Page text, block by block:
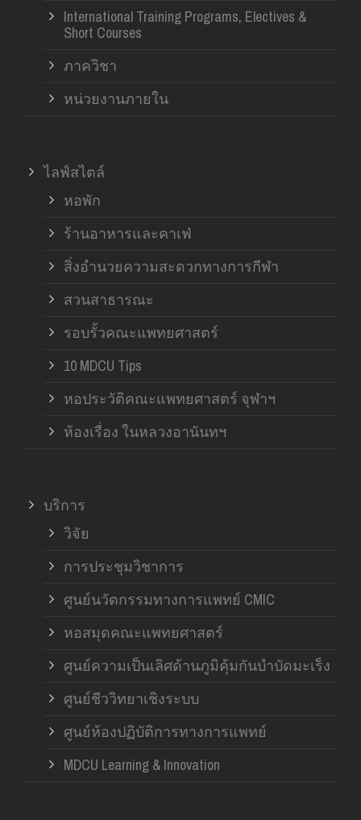
International Training Programs, Electives &
Short Courses
ภาควิชา
หน่วยงานภายใน
ไลฟ์สไตล์
หอพัก
ร้านอาหารและคาเฟ่
สิ่งอำนวยความสะดวกทางการกีฬา
สวนสาธารณะ
รอบรั้วคณะแพทยศาสตร์
10 MDCU Tips
หอประวัติคณะแพทยศาสตร์ จุฬาฯ
ห้องเรื่อง ในหลวงอานันทฯ
บริการ
วิจัย
การประชุมวิชาการ
ศูนย์นวัตกรรมทางการแพทย์ CMIC
หอสมุดคณะแพทยศาสตร์
ศูนย์ความเป็นเลิศด้านภูมิคุ้มกันบำบัดมะเร็ง
ศูนย์ชีววิทยาเชิงระบบ
ศูนย์ห้องปฏิบัติการทางการแพทย์
MDCU Learning & Innovation